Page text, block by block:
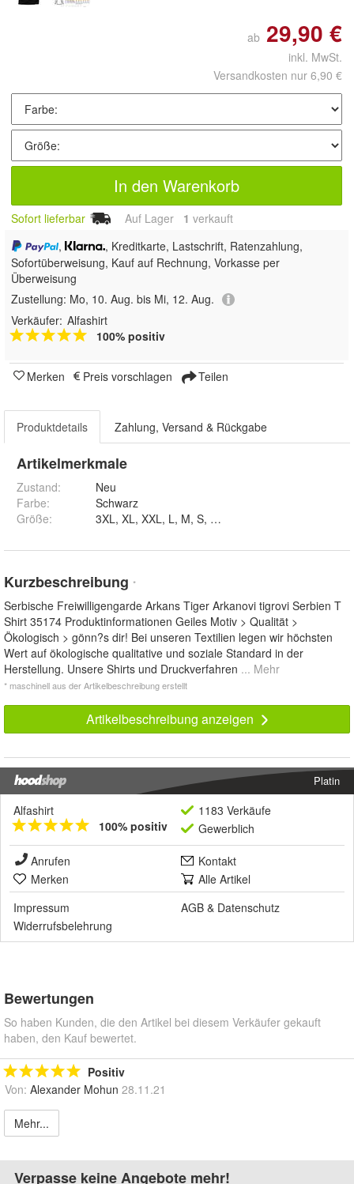
ab 29,90 €
inkl. MwSt.
Versandkosten nur 6,90 €
In den Warenkorb
Sofort lieferbar Auf Lager 1 verkauft
,
, Kreditkarte, Lastschrift, Ratenzahlung,
Sofortüberweisung, Kauf auf Rechnung, Vorkasse per
Überweisung
Zustellung: Mo, 10. Aug. bis Mi, 12. Aug.
Verkäufer: Alfashirt
100% positiv
Merken Preis vorschlagen Teilen
Produktdetails Zahlung, Versand & Rückgabe
Artikelmerkmale
Zustand:
Neu
Farbe:
Schwarz
Größe:
Kurzbeschreibung *
Serbische Freiwilligengarde Arkans Tiger Arkanovi tigrovi Serbien T
Shirt 35174 Produktinformationen Geiles Motiv > Qualität >
Ökologisch > gönn?s dir! Bei unseren Textilien legen wir höchsten
Wert auf ökologische qualitative und soziale Standard in der
Herstellung. Unsere Shirts und Druckverfahren ... Mehr
* maschinell aus der Artikelbeschreibung erstellt
Artikelbeschreibung anzeigen
Platin
Alfashirt
100% positiv
1183 Verkäufe
Gewerblich
Anrufen
Kontakt
Merken
Alle Artikel
Impressum
AGB & Datenschutz
Widerrufsbelehrung
Bewertungen
So haben Kunden, die den Artikel bei diesem Verkäufer gekauft
haben, den Kauf bewertet.
Positiv
Von: Alexander Mohun 28.11.21
Mehr...
Verpasse keine Angebote mehr!